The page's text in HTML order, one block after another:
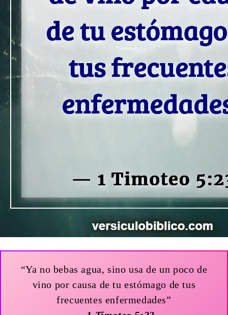
“Ya no bebas agua, sino usa de un poco de
vino por causa de tu estómago de tus
frecuentes enfermedades”